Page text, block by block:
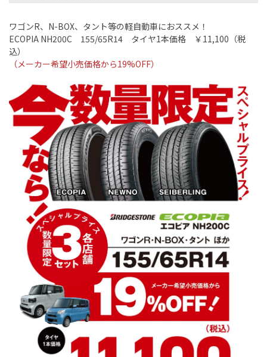
ワゴンR、 N-BOX、タント等の軽自動車におススメ！
ECOPIA NH200C
155/65R14 タイヤ1本価格 ￥ 11,100 （税
込）
（メーカー希望小売価格から19%OFF）